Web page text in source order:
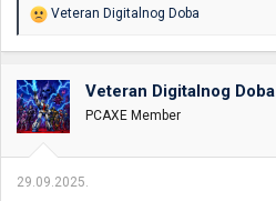
R
o
v
a
n
:
Veteran Digitalnog Doba
Veteran Digitalnog Doba
PCAXE Member
29.09.2025.